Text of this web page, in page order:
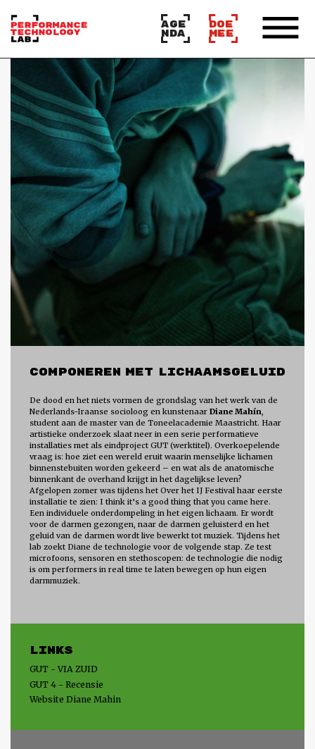
AGE
NDA
DOE
MEE
COMPONEREN MET LICHAAMSGELUID
De dood en het niets vormen de grondslag van het werk van de
Nederlands-Iraanse socioloog en kunstenaarDiane Mahín,
student aan de master van de Toneelacademie Maastricht. Haar
artistieke onderzoek slaat neer in een serie performatieve
installaties met als eindproject GUT (werktitel). Overkoepelende
vraag is: hoe ziet een wereld eruit waarin menselijke lichamen
binnenstebuiten worden gekeerd – en wat als de anatomische
binnenkant de overhand krijgt in het dagelijkse leven?
Afgelopen zomer was tijdens het Over het IJ Festival haar eerste
installatie te zien: I think it’s a good thing that you came here.
Een individuele onderdompeling in het eigen lichaam. Er wordt
voor de darmen gezongen, naar de darmen geluisterd en het
geluid van de darmen wordt live bewerkt tot muziek. Tijdens het
lab zoekt Diane de technologie voor de volgende stap. Ze test
microfoons, sensoren en stethoscopen: de technologie die nodig
is om performers in real time te laten bewegen op hun eigen
darmmuziek.
Links
GUT - VIA ZUID
GUT 4 - Recensie
Website Diane Mahin